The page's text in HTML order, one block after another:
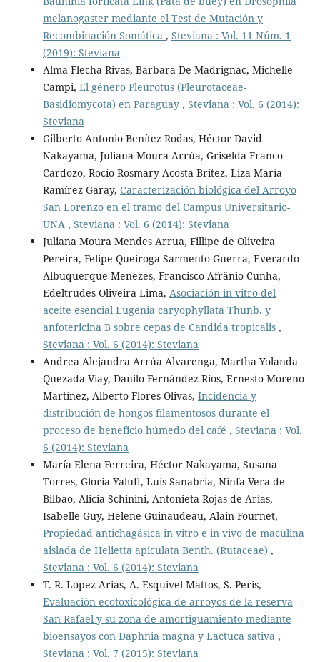
melanogaster mediante el Test de Mutación y
Recombinación Somática , Steviana : Vol. 11 Núm. 1
(2019): Steviana
Alma Flecha Rivas, Barbara De Madrignac, Michelle
Campi, El género Pleurotus (Pleurotaceae-
Basidiomycota) en Paraguay , Steviana : Vol. 6 (2014):
Steviana
Gilberto Antonio Benítez Rodas, Héctor David
Nakayama, Juliana Moura Arrúa, Griselda Franco
Cardozo, Rocío Rosmary Acosta Brítez, Liza María
Ramírez Garay, Caracterización biológica del Arroyo
San Lorenzo en el tramo del Campus Universitario-
UNA , Steviana : Vol. 6 (2014): Steviana
Juliana Moura Mendes Arrua, Fillipe de Oliveira
Pereira, Felipe Queiroga Sarmento Guerra, Everardo
Albuquerque Menezes, Francisco Afrânio Cunha,
Edeltrudes Oliveira Lima, Asociación in vitro del
aceite esencial Eugenia caryophyllata Thunb. y
anfotericina B sobre cepas de Candida tropicalis ,
Steviana : Vol. 6 (2014): Steviana
Andrea Alejandra Arrúa Alvarenga, Martha Yolanda
Quezada Viay, Danilo Fernández Ríos, Ernesto Moreno
Martínez, Alberto Flores Olivas, Incidencia y
distribución de hongos filamentosos durante el
proceso de beneficio húmedo del café , Steviana : Vol.
6 (2014): Steviana
María Elena Ferreira, Héctor Nakayama, Susana
Torres, Gloria Yaluff, Luis Sanabria, Ninfa Vera de
Bilbao, Alicia Schinini, Antonieta Rojas de Arias,
Isabelle Guy, Helene Guinaudeau, Alain Fournet,
Propiedad antichagásica in vitro e in vivo de maculina
aislada de Helietta apiculata Benth. (Rutaceae) ,
Steviana : Vol. 6 (2014): Steviana
T. R. López Arias, A. Esquivel Mattos, S. Peris,
Evaluación ecotoxicológica de arroyos de la reserva
San Rafael y su zona de amortiguamiento mediante
bioensayos con Daphnia magna y Lactuca sativa ,
Steviana : Vol. 7 (2015): Steviana